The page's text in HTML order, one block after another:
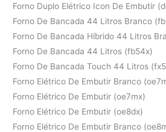
Forno Duplo Elétrico Icon De Embutir
Forno De Bancada 44 Litros Branco
Forno De Bancada Híbrido 44 Litros
Forno De Bancada 44 Litros (fb54x)
Forno De Bancada Touch 44 Litros
Forno Elétrico De Embutir Branco
Forno Elétrico De Embutir (oe7mx)
Forno Elétrico De Embutir (oe8dx)
Forno Elétrico De Embutir Branco